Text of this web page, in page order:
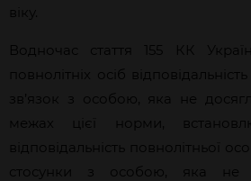
віку.
Водночас стаття 155 КК
повнолітніх осіб
зв’язок з особою, яка не
межах цієї норми,
відповідальність повнолітньої
стосунки з особою, яка не